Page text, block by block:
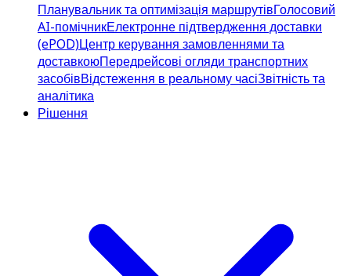
Планувальник та оптимізація маршрутівГолосовий
AI-помічникЕлектронне підтвердження доставки
(ePOD)Центр керування замовленнями та
доставкоюПередрейсові огляди транспортних
засобівВідстеження в реальному часіЗвітність та
аналітика
Рішення